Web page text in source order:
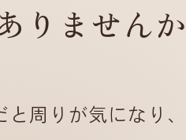
りません
と周りが気になり、